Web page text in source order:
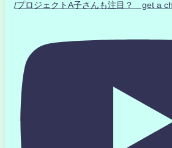
/プロジェクトA子さんも注目？ get a